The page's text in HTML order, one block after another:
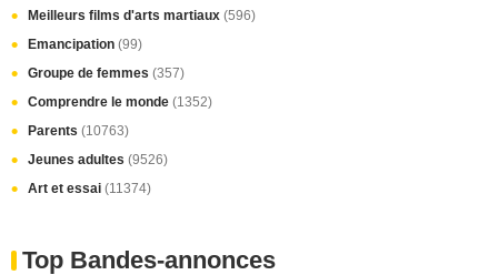
Meilleurs films d'arts martiaux (596)
Emancipation (99)
Groupe de femmes (357)
Comprendre le monde (1352)
Parents (10763)
Jeunes adultes (9526)
Art et essai (11374)
Top Bandes-annonces